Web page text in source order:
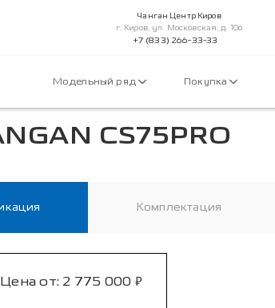
Чанган Центр Киров
г. Киров, ул. Московская, д. 106
+7 (833) 266-33-33
Модельный ряд Покупка
CS75PRO
Комплектация
Цена от: 2 775 000 ₽